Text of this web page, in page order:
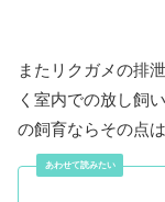
またリクガメの排
く室内での放し飼
の飼育ならその点